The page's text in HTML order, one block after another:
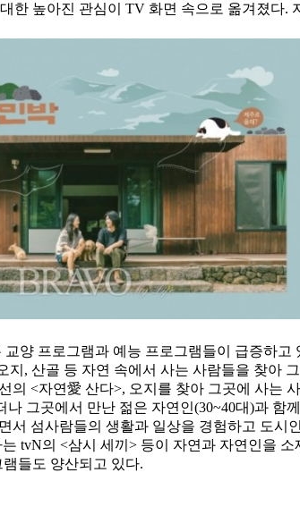
한 높아진 관심이 TV 화면 속으로 옮겨졌다.
양 프로그램과 예능 프로그램들이 급증하
, 산골 등 자연 속에서 사는 사람들을 찾아
<자연愛 산다>, 오지를 찾아 그곳에 사는
그곳에서 만난 젊은 자연인(30~40대)과 함
서 섬사람들의 생활과 일상을 경험하고 도
tvN의 <삼시 세끼> 등이 자연과 자연인을
들도 양산되고 있다.